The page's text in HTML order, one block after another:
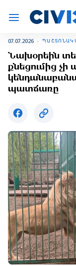
07.07.2026
Նախօրեին
քնեցումից չի
պատճառը